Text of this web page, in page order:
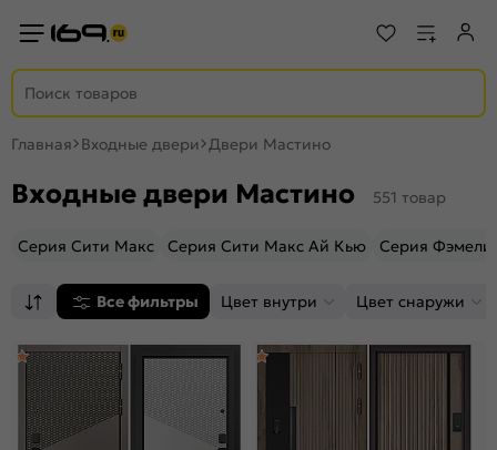
Главная Входные двери Двери Мастино
Входные двери Мастино 551 товар
Серия Сити Макс Серия Сити Макс Ай Кью Серия Фэмели
Все фильтры Цвет внутри Цвет снаружи